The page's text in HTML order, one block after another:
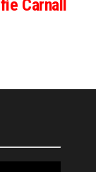
Carnall